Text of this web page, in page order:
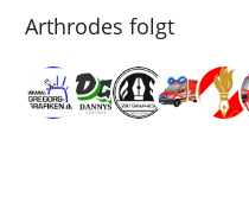
Arthrodes folgt